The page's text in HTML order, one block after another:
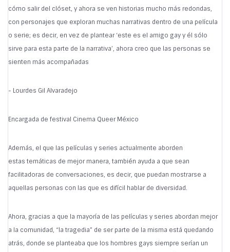
cómo salir del clóset, y ahora se ven historias mucho más redondas,
con personajes que exploran muchas narrativas dentro de una película
o serie; es decir, en vez de plantear ‘este es el amigo gay y él sólo
sirve para esta parte de la narrativa’, ahora creo que las personas se
sienten más acompañadas
- Lourdes Gil Alvaradejo
Encargada de festival Cinema Queer México
Además, el que las películas y series actualmente aborden
estas temáticas de mejor manera, también ayuda a que sean
facilitadoras de conversaciones, es decir, que puedan mostrarse a
aquellas personas con las que es difícil hablar de diversidad.
Ahora, gracias a que la mayoría de las películas y series abordan mejor
a la comunidad, “la tragedia” de ser parte de la misma está quedando
atrás, donde se planteaba que los hombres gays siempre serían un